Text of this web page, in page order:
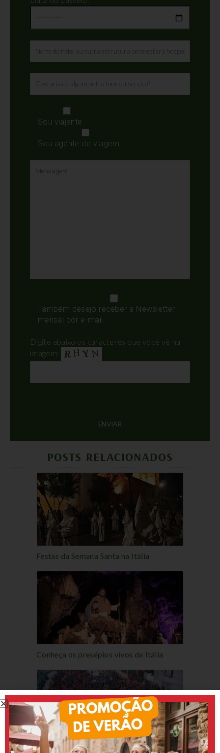
Sou viajante
Sou agente de viagem
Também desejo receber a Newsletter
mensal por e-mail.
Digite abaixo os caracteres que você vê na
imagem:
POSTS RELACIONADOS
Festas da Semana Santa na Itália
Conheça os presépios vivos da Itália